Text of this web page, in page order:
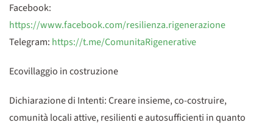
Facebook:
https://www.facebook.com/resilienza.rigenerazione
Telegram: https://t.me/ComunitaRigenerative
Ecovillaggio in costruzione
Dichiarazione di Intenti: Creare insieme, co-costruire,
comunità locali attive, resilienti e autosufficienti in quanto